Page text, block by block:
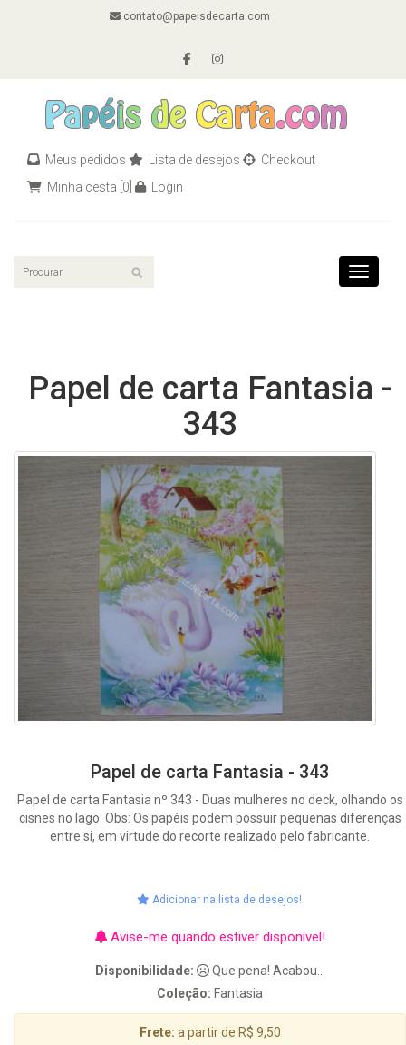
contato@papeisdecarta.com
Meus pedidos Lista de desejos
Checkout
Minha cesta [0] Login
Toggle
Papel de carta Fantasia -
343
Papel de carta Fantasia - 343
Papel de carta Fantasia nº 343 - Duas mulheres no deck, olhando os
cisnes no lago. Obs: Os papéis podem possuir pequenas diferenças
entre si, em virtude do recorte realizado pelo fabricante.
Adicionar na lista de desejos!
Avise-me quando estiver disponível!
Disponibilidade:
Que pena! Acabou...
Coleção: Fantasia
Frete: a partir de R$ 9,50